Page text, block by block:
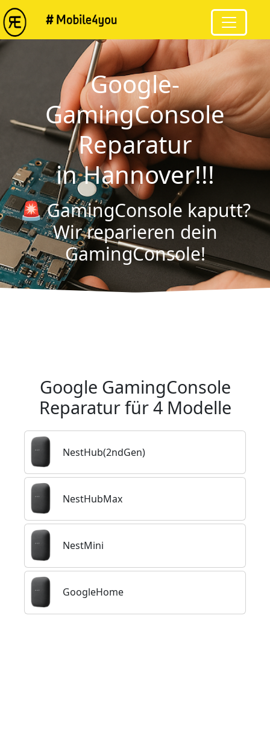
Google-
GamingConsole
Reparatur
in Hannover!!!
🚨 GamingConsole kaputt?
Wir reparieren dein
GamingConsole!
Google GamingConsole
Reparatur für 4 Modelle
NestHub(2ndGen)
NestHubMax
NestMini
GoogleHome